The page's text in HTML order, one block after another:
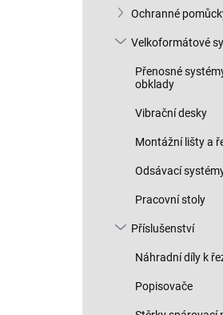
Ochranné
Velkoformátové
Přenosné
obklady
Vibrační desky
Montážní lišty a
Odsávací
Pracovní stoly
Příslušenství
Náhradní díly k
Popisovače